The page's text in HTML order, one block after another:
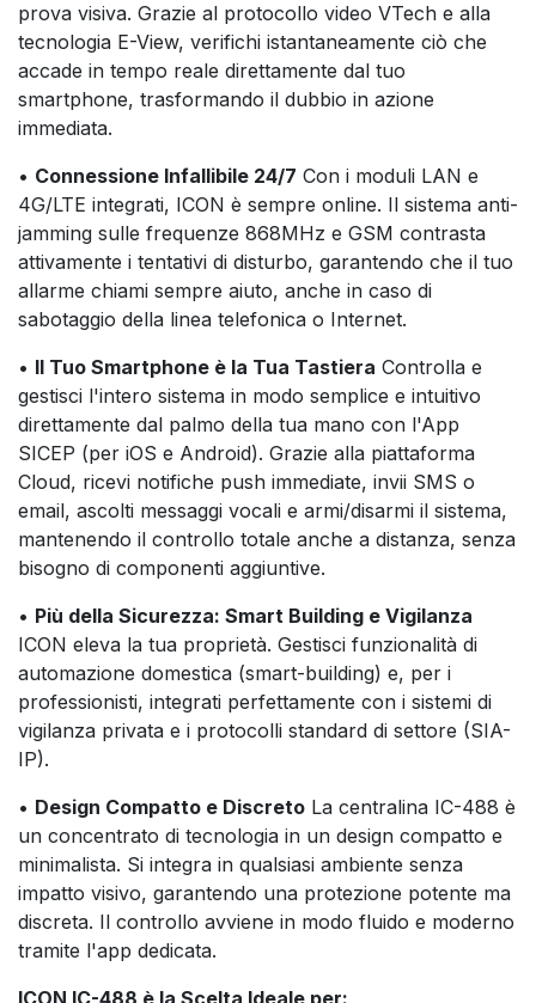
prova visiva. Grazie al protocollo video VTech e alla
tecnologia E-View, verifichi istantaneamente ciò che
accade in tempo reale direttamente dal tuo
smartphone, trasformando il dubbio in azione
immediata.
• Connessione Infallibile 24/7 Con i moduli LAN e
4G/LTE integrati, ICON è sempre online. Il sistema anti-
jamming sulle frequenze 868MHz e GSM contrasta
attivamente i tentativi di disturbo, garantendo che il tuo
allarme chiami sempre aiuto, anche in caso di
sabotaggio della linea telefonica o Internet.
• Il Tuo Smartphone è la Tua Tastiera Controlla e
gestisci l'intero sistema in modo semplice e intuitivo
direttamente dal palmo della tua mano con l'App
SICEP (per iOS e Android). Grazie alla piattaforma
Cloud, ricevi notifiche push immediate, invii SMS o
email, ascolti messaggi vocali e armi/disarmi il sistema,
mantenendo il controllo totale anche a distanza, senza
bisogno di componenti aggiuntive.
• Più della Sicurezza: Smart Building e Vigilanza
ICON eleva la tua proprietà. Gestisci funzionalità di
automazione domestica (smart-building) e, per i
professionisti, integrati perfettamente con i sistemi di
vigilanza privata e i protocolli standard di settore (SIA-
IP).
• Design Compatto e Discreto La centralina IC-488 è
un concentrato di tecnologia in un design compatto e
minimalista. Si integra in qualsiasi ambiente senza
impatto visivo, garantendo una protezione potente ma
discreta. Il controllo avviene in modo fluido e moderno
tramite l'app dedicata.